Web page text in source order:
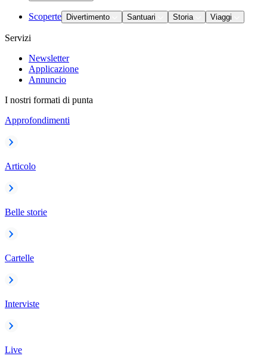
Scoperte Divertimento Santuari Storia Viaggi
Servizi
Newsletter
Applicazione
Annuncio
I nostri formati di punta
Approfondimenti
Articolo
Belle storie
Cartelle
Interviste
Live